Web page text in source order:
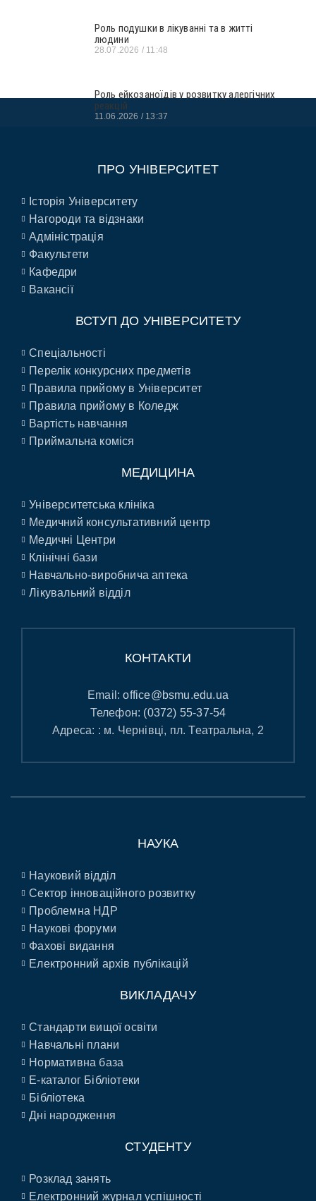
Роль подушки в лікуванні та в житті
людини
28.07.2026 11:48
Роль ейкозаноїдів у розвитку алергічних
реакцій
11.06.2026 13:37
ПРО УНІВЕРСИТЕТ
Історія Університету
Нагороди та відзнаки
Адміністрація
Факультети
Кафедри
Вакансії
ВСТУП ДО УНІВЕРСИТЕТУ
Спеціальності
Перелік конкурсних предметів
Правила прийому в Університет
Правила прийому в Коледж
Вартість навчання
Приймальна коміся
МЕДИЦИНА
Університетська клініка
Медичний консультативний центр
Медичні Центри
Клінічні бази
Навчально-виробнича аптека
Лікувальний відділ
КОНТАКТИ
Email:office@bsmu.edu.ua
Телефон: (0372) 55-37-54
Адреса: : м. Чернівці, пл. Театральна, 2
НАУКА
Науковий відділ
Сектор інноваційного розвитку
Проблемна НДР
Наукові форуми
Фахові видання
Електронний архів публікацій
ВИКЛАДАЧУ
Стандарти вищої освіти
Навчальні плани
Нормативна база
E-каталог Бібліотеки
Бібліотека
Дні народження
СТУДЕНТУ
Розклад занять
Електронний журнал успішності